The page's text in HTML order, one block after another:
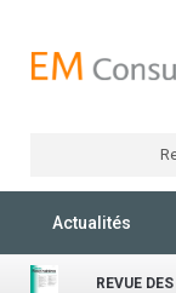
Actualités
REVUE